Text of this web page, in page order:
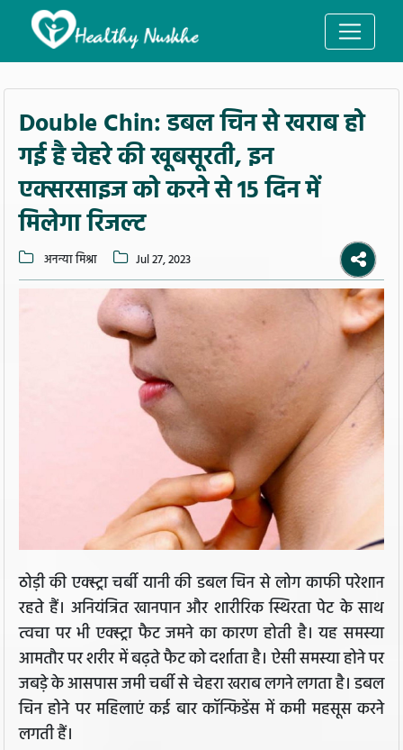
Double Chin: डबल चिन से खराब हो
गई है चेहरे की खूबसूरती, इन
एक्सरसाइज को करने से 15 दिन में
मिलेगा रिजल्ट
अनन्या मिश्रा Jul 27, 2023
ठोड़ी की एक्स्ट्रा चर्बी यानी की डबल चिन से लोग काफी परेशान
रहते हैं। अनियंत्रित खानपान और शारीरिक स्थिरता पेट के साथ
त्वचा पर भी एक्स्ट्रा फैट जमने का कारण होती है। यह समस्या
आमतौर पर शरीर में बढ़ते फैट को दर्शाता है। ऐसी समस्या होने पर
जबड़े के आसपास जमी चर्बी से चेहरा खराब लगने लगता है। डबल
चिन होने पर महिलाएं कई बार कॉन्फिडेंस में कमी महसूस करने
लगती हैं।